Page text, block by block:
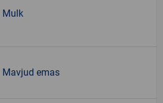
Mulk
Mavjud emas